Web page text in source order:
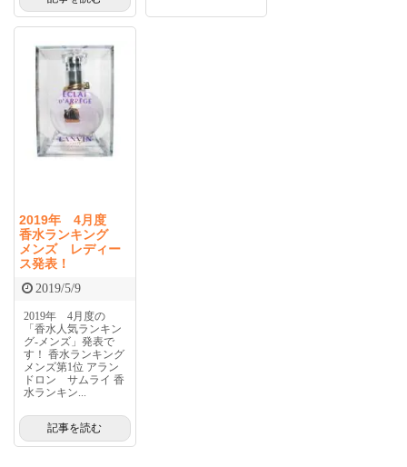
2019年 4月度
香水ランキング
メンズ レディー
ス発表！
2019/5/9
2019年 4月度の
「香水人気ランキン
グ-メンズ」発表で
す！ 香水ランキング
メンズ第1位 アラン
ドロン サムライ 香
水ランキン...
記事を読む